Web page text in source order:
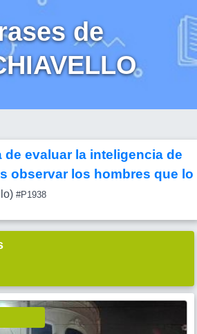
de
de evaluar la inteligencia de
observar los hombres que lo
#P1938